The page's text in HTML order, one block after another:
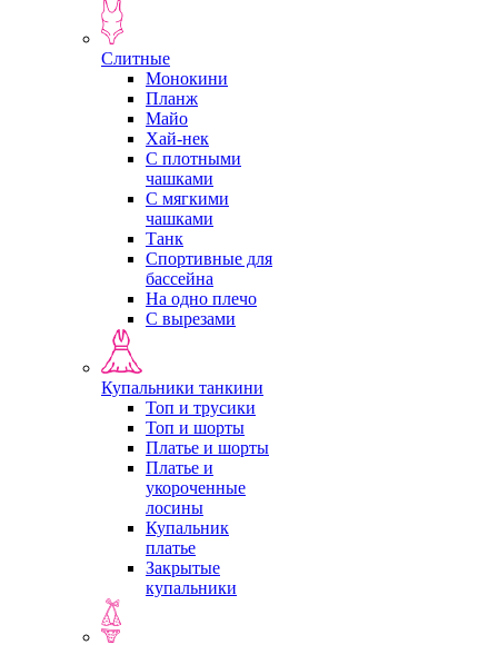
Слитные
Монокини
Планж
Майо
Хай-нек
С плотными
чашками
С мягкими
чашками
Танк
Спортивные для
бассейна
На одно плечо
С вырезами
Купальники танкини
Топ и трусики
Топ и шорты
Платье и шорты
Платье и
укороченные
лосины
Купальник
платье
Закрытые
купальники